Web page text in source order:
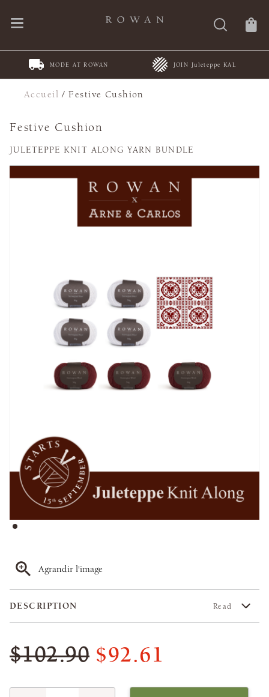
MODE AT ROWAN JOIN Juleteppe KAL
Accueil /Festive Cushion
Festive Cushion
JULETEPPE KNIT ALONG YARN BUNDLE
Agrandir l'image
DESCRIPTION Read
$102.90 $92.61